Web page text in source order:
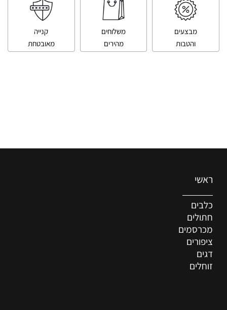
מבצעים
והטבות
משלוחים
מהירים
קנייה
מאובטחת
ראשי
כלבים
חתולים
מכרסמים
ציפורים
דגים
זוחלים